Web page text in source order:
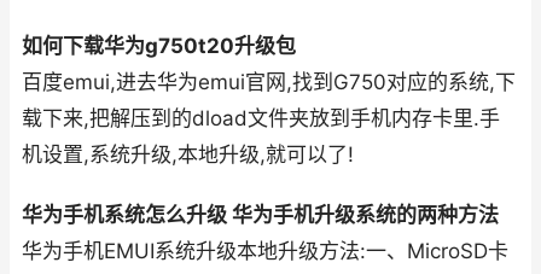
如何下载华为g750t20升级包
百度emui,进去华为emui官网,找到G750对应的系统,下
载下来,把解压到的dload文件夹放到手机内存卡里.手
机设置,系统升级,本地升级,就可以了!
华为手机系统怎么升级 华为手机升级系统的两种方法
华为手机EMUI系统升级本地升级方法:一、MicroSD卡